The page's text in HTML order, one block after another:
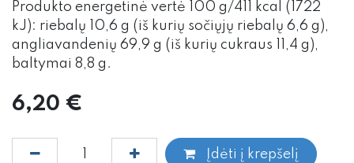
Produkto energetinė vertė 100 g/411 kcal (1722
kJ): riebalų 10,6 g (iš kurių sočiųjų riebalų 6,6 g),
angliavandenių 69,9 g (iš kurių cukraus 11,4 g),
baltymai 8,8 g.
6,20 €
Įdėti į krepšelį